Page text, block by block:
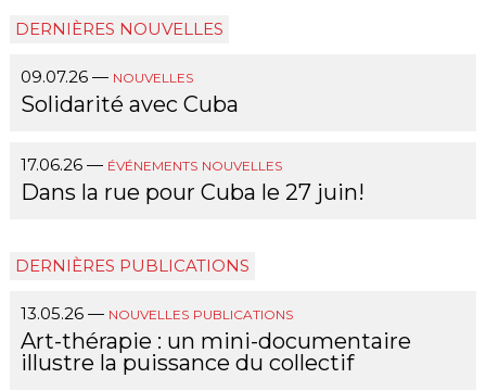
DERNIÈRES NOUVELLES
09.07.26 — NOUVELLES
Solidarité avec Cuba
17.06.26 — ÉVÉNEMENTS NOUVELLES
Dans la rue pour Cuba le 27 juin!
DERNIÈRES PUBLICATIONS
13.05.26 — NOUVELLES PUBLICATIONS
Art-thérapie : un mini-documentaire
illustre la puissance du collectif